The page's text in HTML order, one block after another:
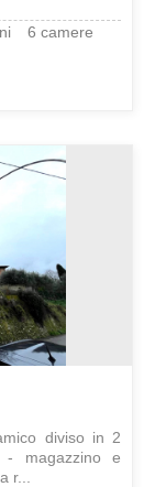
6 camere
diviso in 2
magazzino e
r...